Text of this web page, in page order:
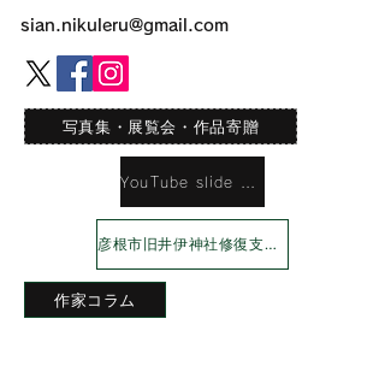
sian.nikuleru@gmail.com
写真集・展覧会・作品寄贈
彦根市旧井伊神社修復支援プロジェクト
作家コラム